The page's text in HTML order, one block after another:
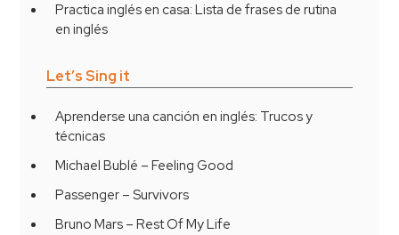
Practica inglés en casa: Lista de frases de rutina
en inglés
Let’s Sing it
Aprenderse una canción en inglés: Trucos y
técnicas
Michael Bublé – Feeling Good
Passenger – Survivors
Bruno Mars – Rest Of My Life